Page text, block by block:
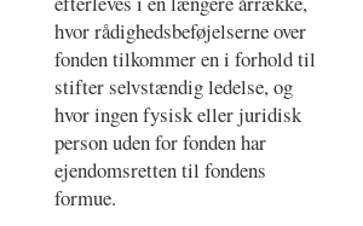
hvor rådighedsbeføjelserne over
fonden tilkommer en i forhold til
stifter selvstændig ledelse, og
hvor ingen fysisk eller juridisk
person uden for fonden har
ejendomsretten til fondens
formue.